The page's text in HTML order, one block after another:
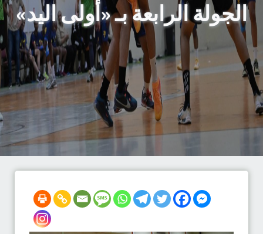
الجولة الرابعة بـ «أولى اليد»